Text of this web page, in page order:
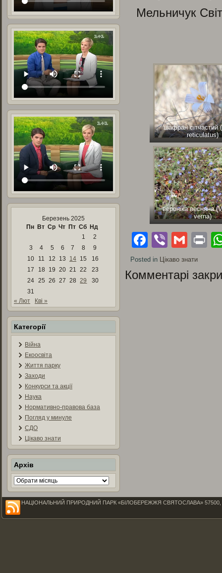
Березень 2025
Пн Вт Ср Чт Пт Сб Нд
1
2
3
4 5 6 7 8
9
10
11 12 13 14 15
16
17
18 19 20 21 22
23
24 25 26 27 28 29
30
31
« Лют
Кві »
Категорії
Війна
Екоосвіта
Життя парку
Заходи
Конкурси та акції
Наука
Нормативно-правова база
Погляд у минуле
СДО
Цікаво знати
Архів
Архів
Мельничук
шафран сітчастий
reticulatus)
вероніка весняна
verna)
Facebook
Viber
Posted in Цікаво знати
Комментарі
НАЦІОНАЛЬНИЙ ПРИРОДНИЙ ПАРК «БІЛОБЕРЕЖЖЯ СВЯТОСЛАВА» 57500,